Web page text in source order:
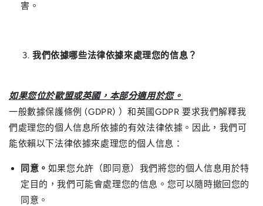
害。
我們依據哪些法律依據來處理您的信息？
如果您位於歐盟或英國，本部分適用於您。
一般數據保護條例 (GDPR) ）和英國GDPR 要求我們解釋我
們處理您的個人信息所依據的有效法律依據。因此，我們可
能依賴以下法律依據來處理您的個人信息：
同意。 如果您允許（即同意）我們將您的個人信息用於特
定目的，我們可能會處理您的信息。您可以隨時撤回您的
同意。